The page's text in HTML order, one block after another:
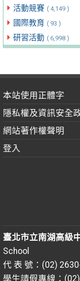
活動競賽 ( 4,149 )
國際教育 ( 93 )
研習活動 ( 6,998 )
本站使用正體字
隱私權及資訊安全
網站著作權聲明
登入
臺北市立南湖高級
School
代 表 號：(02)
學生請假專線：